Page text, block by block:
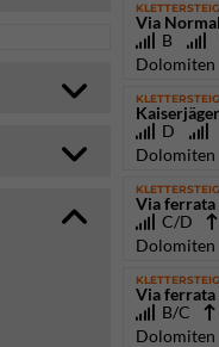
KLETTERSTEIG
Via
B
Dolomiten
KLETTERSTEIG
D
Dolomiten
KLETTERSTEIG
Via ferrata
C/D
Dolomiten
KLETTERSTEIG
Via ferrata
B/C
Dolomiten